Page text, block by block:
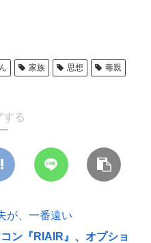
家族 思想
毒親
する
が、一番遠い
ン『RIAIR』、オプショ